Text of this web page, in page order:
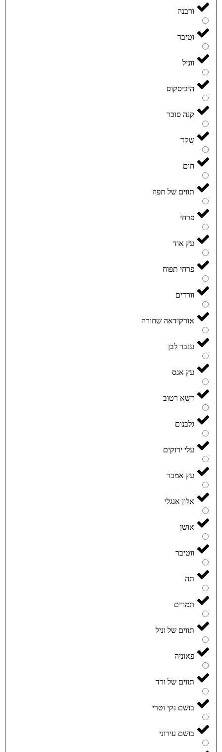
ורבנה
וטיבר
ווניל
היביסקוס
קנה סוכר
שקד
חום
תווים של תפוז
פרחי
עץ אוד
פרחי תפוח
וורדים
אורקידאה שחורה
ענבר לבן
עץ אגס
דשא רטוב
גלבנום
עלי ירוקים
עץ אמבר
אלון אנגלי
אושן
ווטיבר
תה
תמרים
תווים של וניל
פאוניה
תווים של ורד
בושם נקי וטרי
בושם עירוני